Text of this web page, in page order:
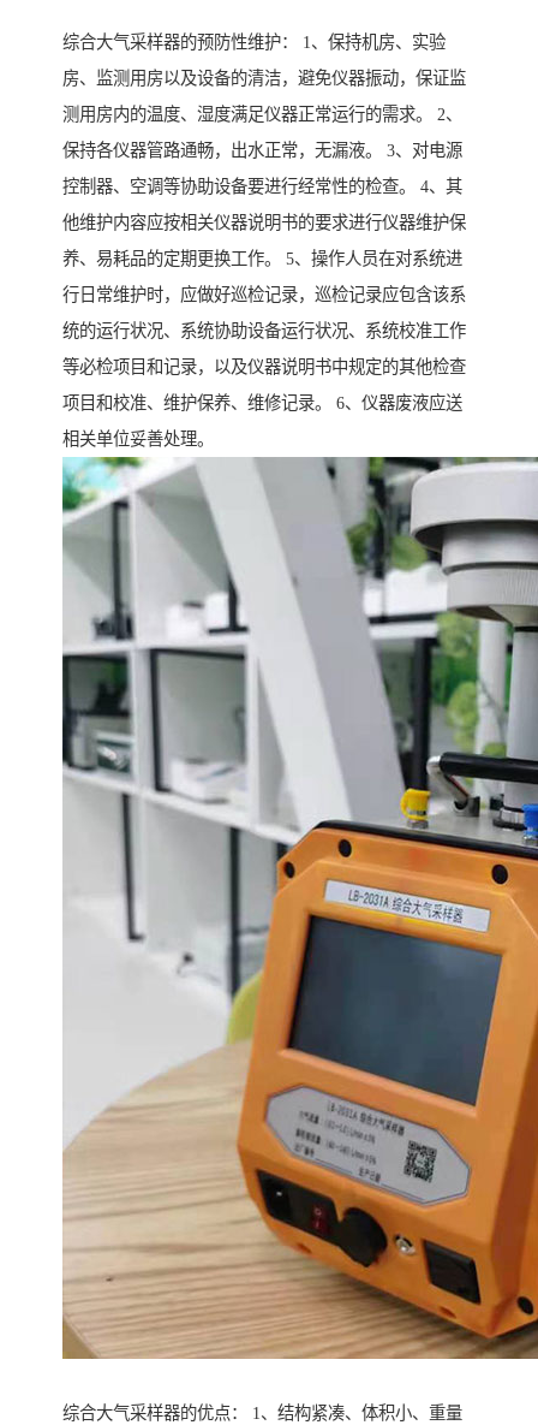
综合大气采样器的预防性维护： 1、保持机房、实验
房、监测用房以及设备的清洁，避免仪器振动，保证监
测用房内的温度、湿度满足仪器正常运行的需求。 2、
保持各仪器管路通畅，出水正常，无漏液。 3、对电源
控制器、空调等协助设备要进行经常性的检查。 4、其
他维护内容应按相关仪器说明书的要求进行仪器维护保
养、易耗品的定期更换工作。 5、操作人员在对系统进
行日常维护时，应做好巡检记录，巡检记录应包含该系
统的运行状况、系统协助设备运行状况、系统校准工作
等必检项目和记录，以及仪器说明书中规定的其他检查
项目和校准、维护保养、维修记录。 6、仪器废液应送
相关单位妥善处理。
综合大气采样器的优点： 1、结构紧凑、体积小、重量